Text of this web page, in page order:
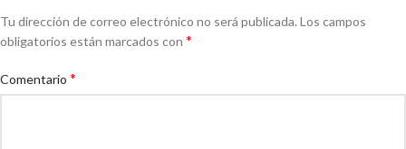
Tu dirección de correo electrónico no será publicada. Los campos
obligatorios están marcados con *
Comentario *